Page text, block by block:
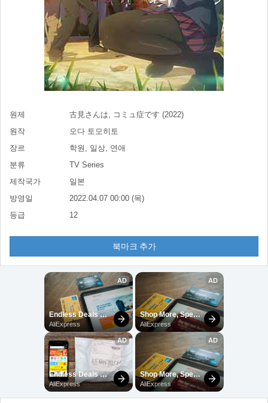
원제
古見さんは, コミュ症です (2022)
원작
오다 토모히토
장르
학원, 일상, 연애
분류
TV Series
제작국가
일본
방영일
2022.04.07 00:00 (목)
등급
12
북마크 추가